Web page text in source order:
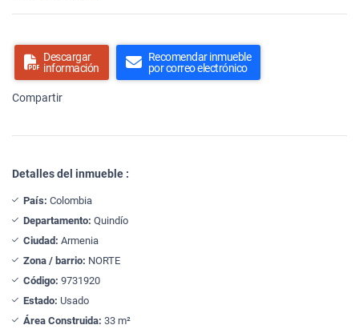
Descargar
información
Recomendar inmueble
por correo electrónico
Compartir
Detalles del inmueble :
País: Colombia
Departamento: Quindío
Ciudad: Armenia
Zona / barrio: NORTE
Código: 9731920
Estado: Usado
Área Construida: 33 m²